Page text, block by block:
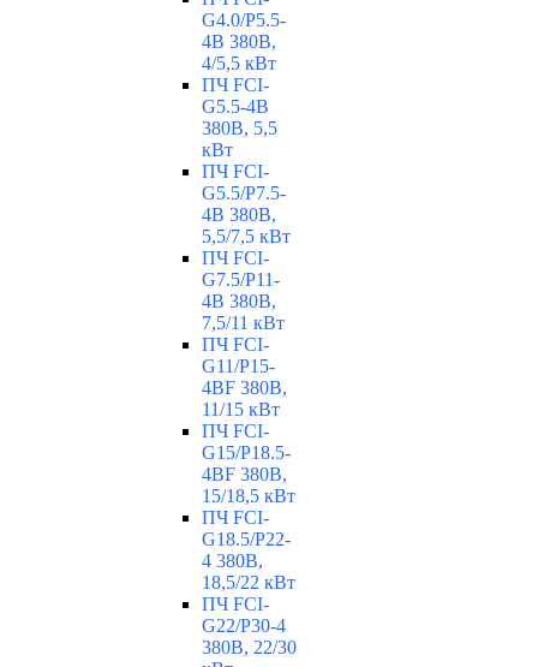
G4.0/P5.5-
4B 380В,
4/5,5 кВт
ПЧ FCI-
G5.5-4B
380В, 5,5
кВт
ПЧ FCI-
G5.5/P7.5-
4B 380В,
5,5/7,5 кВт
ПЧ FCI-
G7.5/P11-
4B 380В,
7,5/11 кВт
ПЧ FCI-
G11/P15-
4BF 380В,
11/15 кВт
ПЧ FCI-
G15/P18.5-
4BF 380В,
15/18,5 кВт
ПЧ FCI-
G18.5/P22-
4 380В,
18,5/22 кВт
ПЧ FCI-
G22/P30-4
380В, 22/30